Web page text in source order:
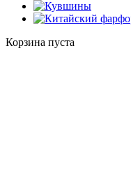
Корзина пуста